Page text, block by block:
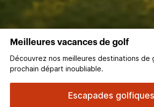
Meilleures vacances de golf
Découvrez nos meilleures destinations
prochain départ inoubliable.
Escapades golfiques